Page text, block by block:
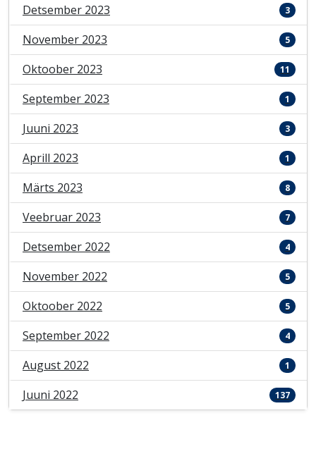
Detsember 2023 3
November 2023 5
Oktoober 2023 11
September 2023 1
Juuni 2023 3
Aprill 2023 1
Märts 2023 8
Veebruar 2023 7
Detsember 2022 4
November 2022 5
Oktoober 2022 5
September 2022 4
August 2022 1
Juuni 2022 137